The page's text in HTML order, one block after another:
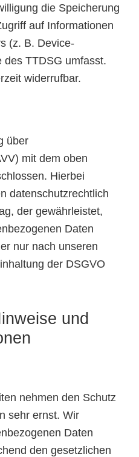
die Speicherung
auf Informationen
(z. B. Device-
des TTDSG umfasst.
widerrufbar.
über
mit dem oben
Hierbei
datenschutzrechtlich
der gewährleistet,
Daten
nur nach unseren
der DSGVO
und
nehmen den Schutz
sehr ernst. Wir
Daten
den gesetzlichen